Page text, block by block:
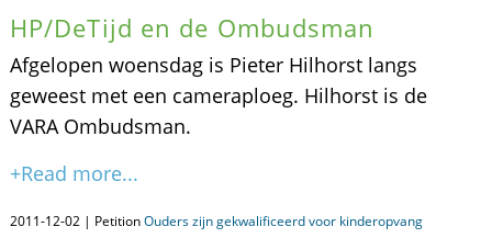
HP/DeTijd en de Ombudsman
Afgelopen woensdag is Pieter Hilhorst langs
geweest met een cameraploeg. Hilhorst is de
VARA Ombudsman.
+Read more...
2011-12-02 | PetitionOuders zijn gekwalificeerd voor kinderopvang